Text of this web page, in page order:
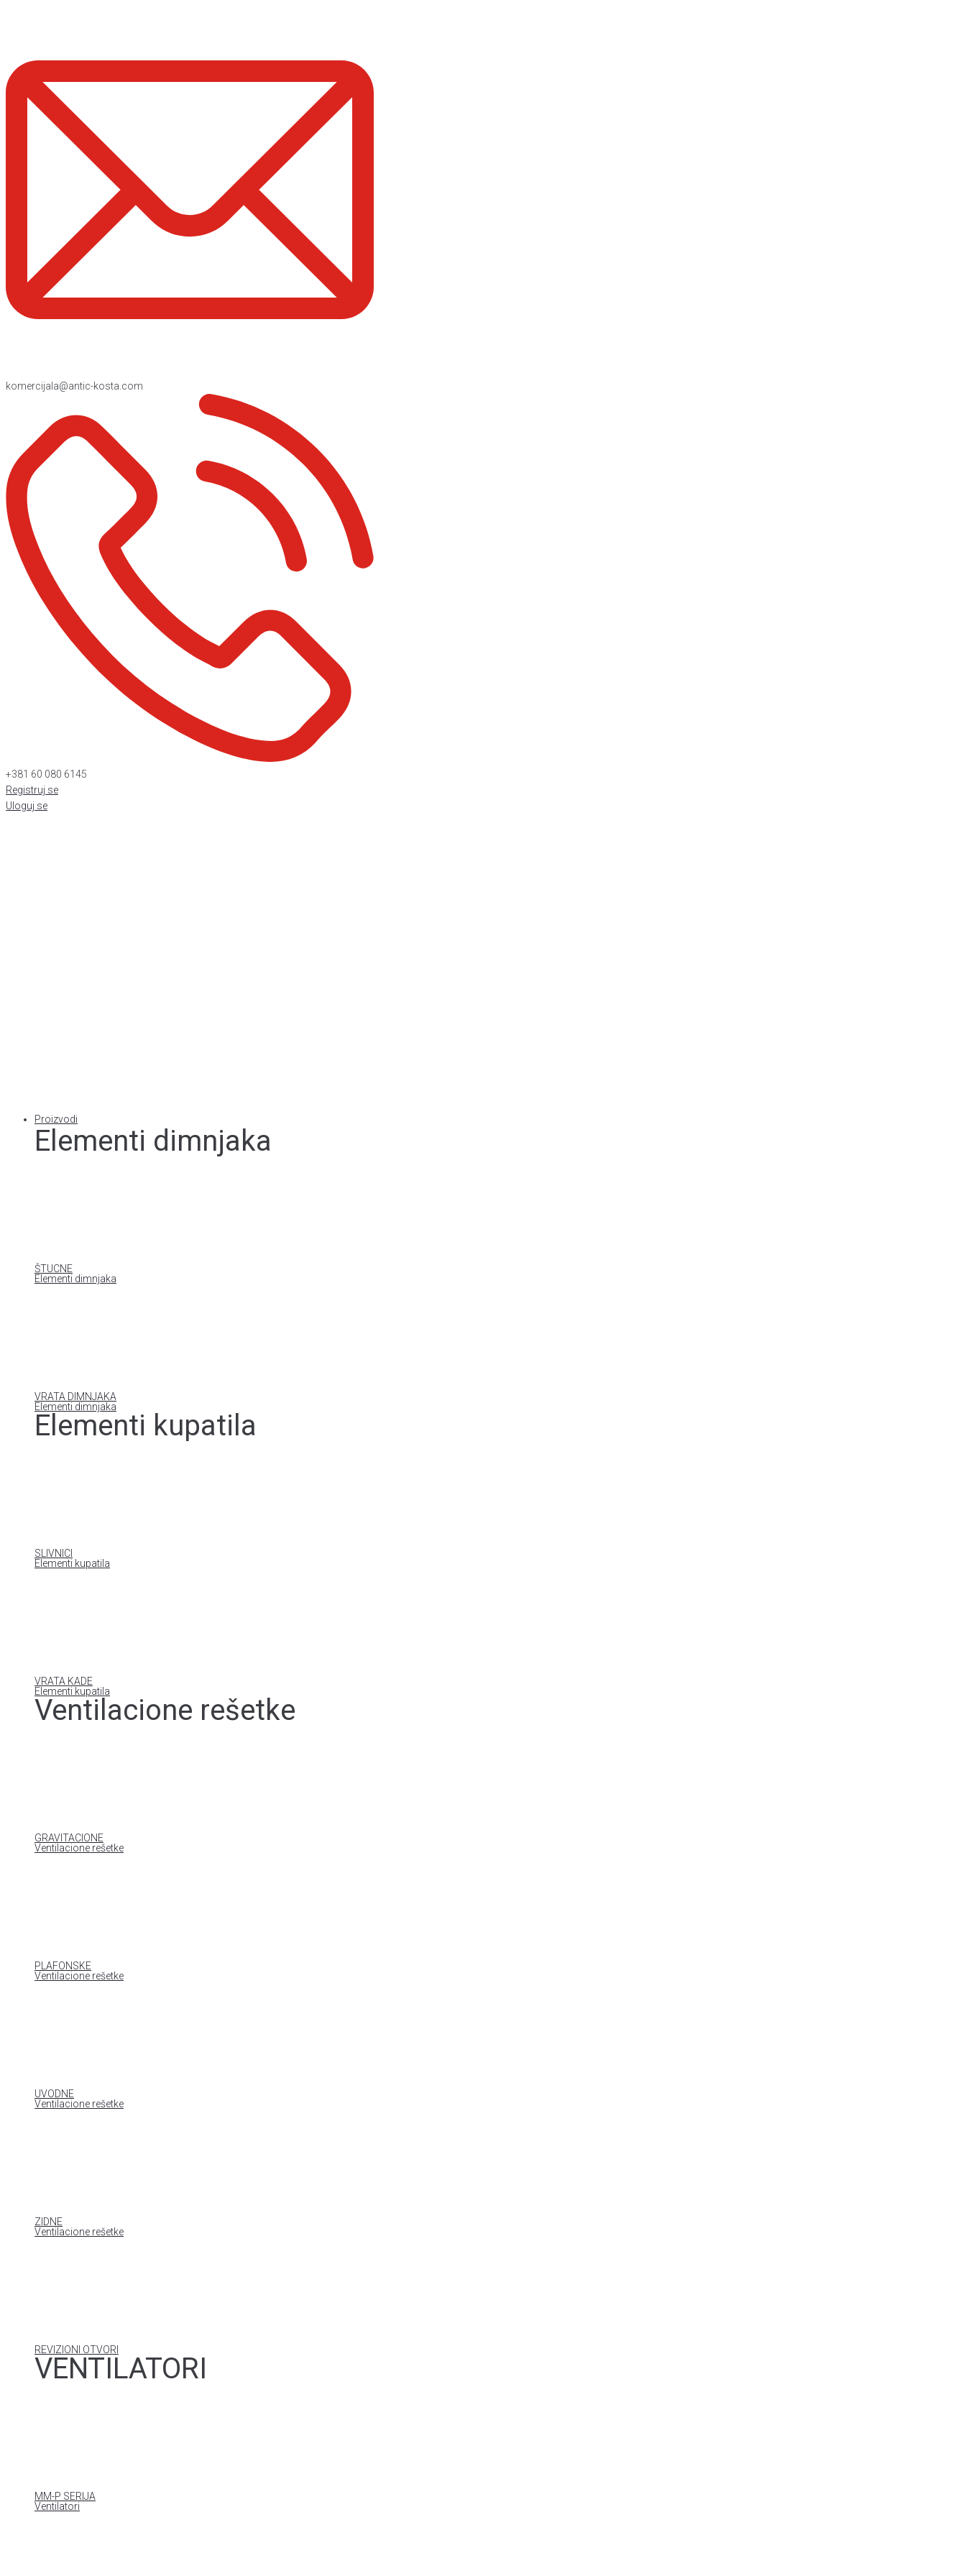
komercijala@antic-kosta.com
+381 60 080 6145
Registruj se
Uloguj se
Proizvodi
Elementi dimnjaka
ŠTUCNE
Elementi dimnjaka
VRATA DIMNJAKA
Elementi dimnjaka
Elementi kupatila
SLIVNICI
Elementi kupatila
VRATA KADE
Elementi kupatila
Ventilacione rešetke
GRAVITACIONE
Ventilacione rešetke
PLAFONSKE
Ventilacione rešetke
UVODNE
Ventilacione rešetke
ZIDNE
Ventilacione rešetke
REVIZIONI OTVORI
VENTILATORI
MM-P SERIJA
Ventilatori